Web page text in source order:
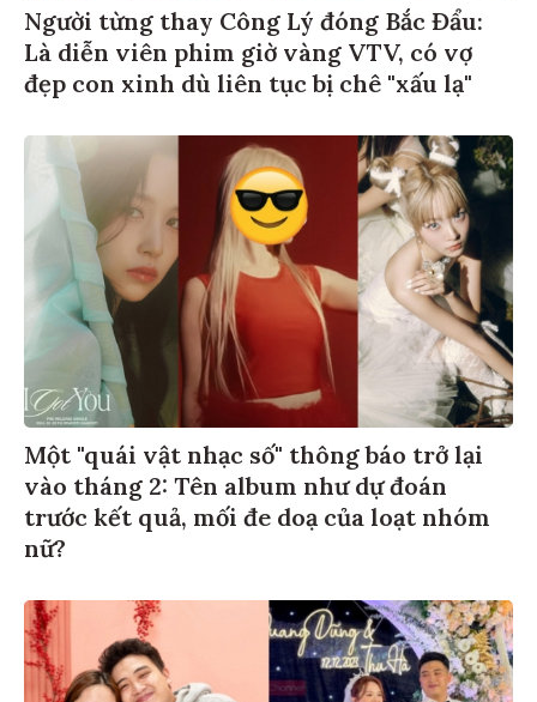
Người từng thay Công Lý đóng Bắc Đẩu:
Là diễn viên phim giờ vàng VTV, có vợ
đẹp con xinh dù liên tục bị chê "xấu lạ"
Một "quái vật nhạc số" thông báo trở lại
vào tháng 2: Tên album như dự đoán
trước kết quả, mối đe doạ của loạt nhóm
nữ?